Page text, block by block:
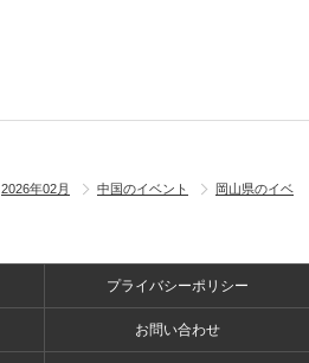
2026年02月 中国のイベント
岡山県のイベ
プライバシーポリシー
お問い合わせ